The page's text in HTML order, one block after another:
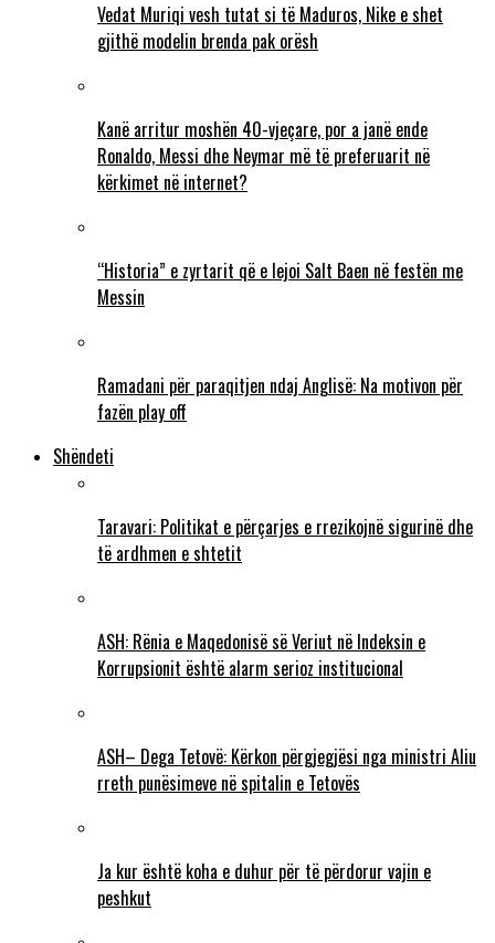
Vedat Muriqi vesh tutat si të Maduros, Nike e shet
gjithë modelin brenda pak orësh
Kanë arritur moshën 40-vjeçare, por a janë ende
Ronaldo, Messi dhe Neymar më të preferuarit në
kërkimet në internet?
“Historia” e zyrtarit që e lejoi Salt Baen në festën me
Messin
Ramadani për paraqitjen ndaj Anglisë: Na motivon për
fazën play off
Shëndeti
Taravari: Politikat e përçarjes e rrezikojnë sigurinë dhe
të ardhmen e shtetit
ASH: Rënia e Maqedonisë së Veriut në Indeksin e
Korrupsionit është alarm serioz institucional
ASH– Dega Tetovë: Kërkon përgjegjësi nga ministri Aliu
rreth punësimeve në spitalin e Tetovës
Ja kur është koha e duhur për të përdorur vajin e
peshkut